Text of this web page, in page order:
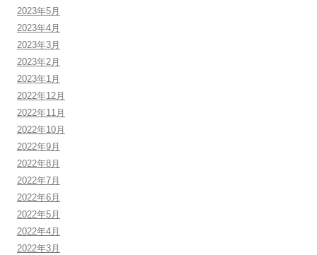
2023年5月
2023年4月
2023年3月
2023年2月
2023年1月
2022年12月
2022年11月
2022年10月
2022年9月
2022年8月
2022年7月
2022年6月
2022年5月
2022年4月
2022年3月